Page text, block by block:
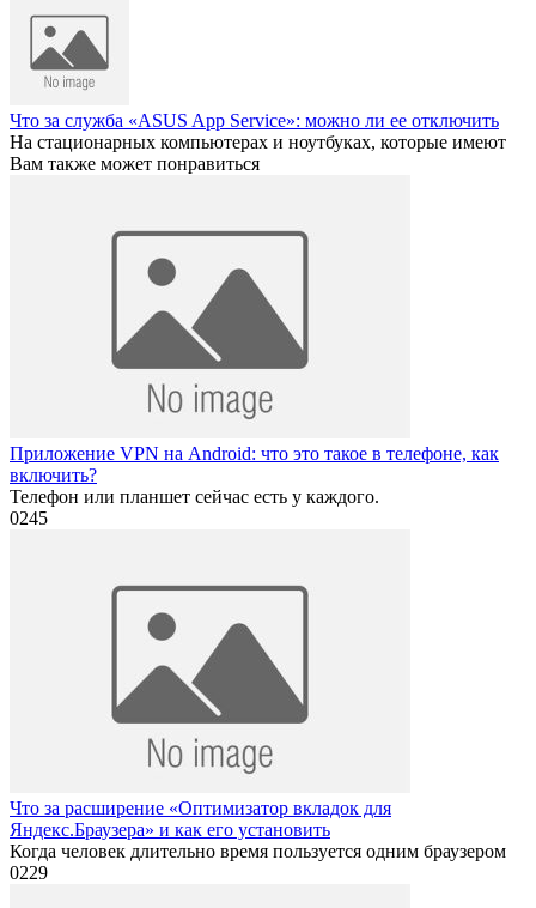
Что за служба «ASUS App Service»: можно ли ее отключить
На стационарных компьютерах и ноутбуках, которые имеют
Вам также может понравиться
Приложение VPN на Android: что это такое в телефоне, как
включить?
Телефон или планшет сейчас есть у каждого.
0245
Что за расширение «Оптимизатор вкладок для
Яндекс.Браузера» и как его установить
Когда человек длительно время пользуется одним браузером
0229